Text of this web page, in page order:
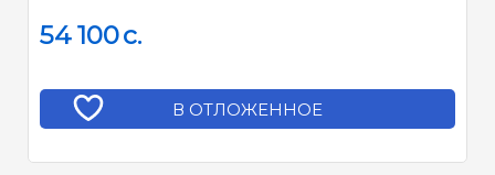
Встроенные часы :
Доступный кард-ридер :
4 устройства
считывания с карт
устройства считывания
54 100c.
В ОТЛОЖЕННОЕ